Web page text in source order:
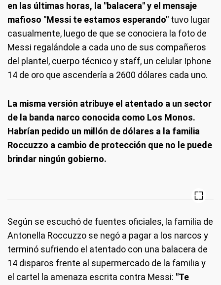
en las últimas horas, la "balacera" y el mensaje
mafioso "Messi te estamos esperando" tuvo lugar
casualmente, luego de que se conociera la foto de
Messi regalándole a cada uno de sus compañeros
del plantel, cuerpo técnico y staff, un celular Iphone
14 de oro que ascendería a 2600 dólares cada uno.
La misma versión atribuye el atentado a un sector
de la banda narco conocida como Los Monos.
Habrían pedido un millón de dólares a la familia
Roccuzzo a cambio de protección que no le puede
brindar ningún gobierno.
Según se escuchó de fuentes oficiales, la familia de
Antonella Roccuzzo se negó a pagar a los narcos y
terminó sufriendo el atentado con una balacera de
14 disparos frente al supermercado de la familia y
el cartel la amenaza escrita contra Messi: "Te